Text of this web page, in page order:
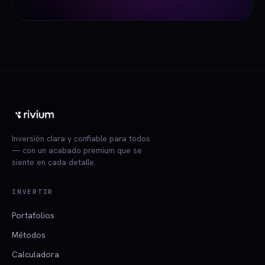
Inversión clara y confiable para todos
— con un acabado premium que se
siente en cada detalle.
INVERTIR
Portafolios
Métodos
Calculadora